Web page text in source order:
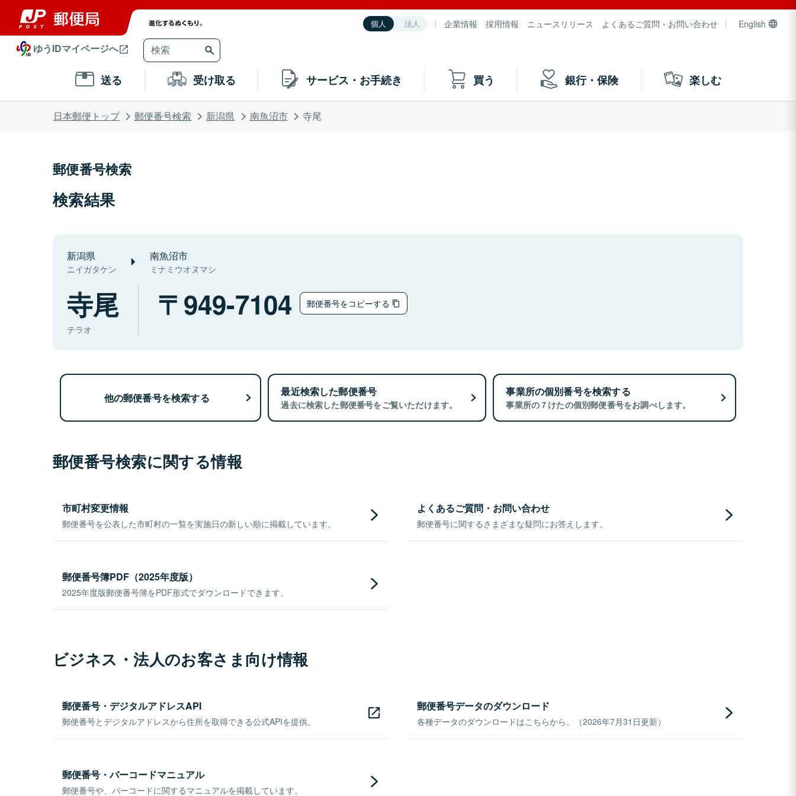
個人 法人 企業情報 採用情報 ニュースリリース よくあるご質問・お問い合わせ English
ゆうIDマイページへ
送る 受け取る サービス・お手続き 買う 銀行・保険 楽しむ
日本郵便トップ 郵便番号検索 新潟県 南魚沼市 寺尾
郵便番号検索
検索結果
新潟県
ニイガタケン
南魚沼市
ミナミウオヌマシ
寺尾
テラオ
949-7104 郵便番号をコピーする
他の郵便番号を検索する 最近検索した郵便番号
過去に検索した郵便番号をご覧いただけます。
事業所の個別番号を検索する
事業所の７けたの個別郵便番号をお調べします。
郵便番号検索に関する情報
市町村変更情報
郵便番号を公表した市町村の一覧を実施日の新しい順に掲載しています。
よくあるご質問・お問い合わせ
郵便番号に関するさまざまな疑問にお答えします。
郵便番号簿PDF（2025年度版）
2025年度版郵便番号簿をPDF形式でダウンロードできます。
ビジネス・法人のお客さま向け情報
郵便番号・デジタルアドレスAPI
郵便番号とデジタルアドレスから住所を取得できる公式APIを提供。
郵便番号データのダウンロード
各種データのダウンロードはこちらから。（2026年7月31日更新）
郵便番号・バーコードマニュアル
郵便番号や、バーコードに関するマニュアルを掲載しています。